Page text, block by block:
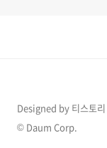
Designed by 티스토리
© Daum Corp.